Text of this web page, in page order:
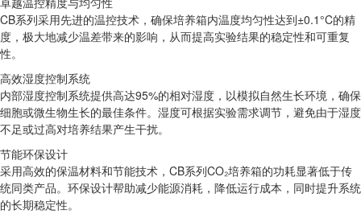
CB系列采用先进的温控技术，确保培养箱内温度均匀性达到±0.1°C的精
度，极大地减少温差带来的影响，从而提高实验结果的稳定性和可重复
性。
高效湿度控制系统
内部湿度控制系统提供高达95%的相对湿度，以模拟自然生长环境，确保
细胞或微生物生长的最佳条件。湿度可根据实验需求调节，避免由于湿度
不足或过高对培养结果产生干扰。
节能环保设计
采用高效的保温材料和节能技术，CB系列CO₂培养箱的功耗显著低于传
统同类产品。环保设计帮助减少能源消耗，降低运行成本，同时提升系统
的长期稳定性。